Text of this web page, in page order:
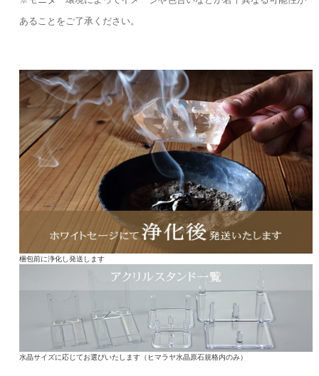
あることをご了承ください。
梱包前に浄化し発送します
水晶サイズに応じてお選びいたします（ヒマラヤ水晶原石規格内のみ）